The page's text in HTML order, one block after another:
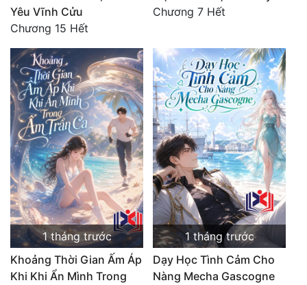
Yêu Vĩnh Cửu
Chương 15 Hết
Chương 7 Hết
1 tháng trước
Khoảng Thời Gian Ấm Áp
Khi Khi Ẩn Mình Trong
1 tháng trước
Dạy Học Tình Cảm Cho
Nàng Mecha Gascogne